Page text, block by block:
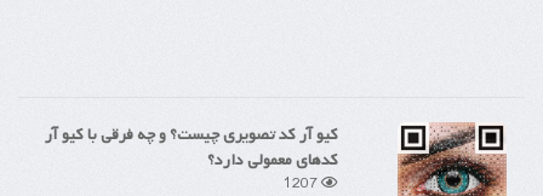
کیو آر کد تصویری چیست؟ و چه فرقی با کیو آر
کدهای معمولی دارد؟
1207